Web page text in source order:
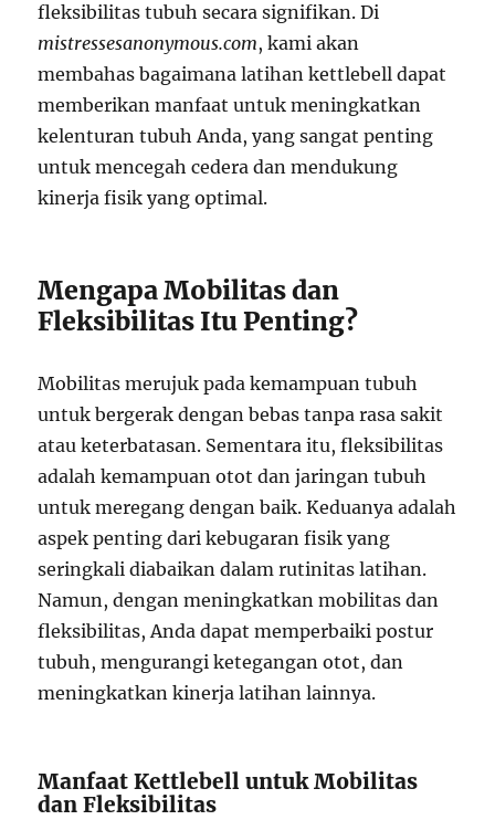
fleksibilitas tubuh secara signifikan. Di
mistressesanonymous.com, kami akan
membahas bagaimana latihan kettlebell dapat
memberikan manfaat untuk meningkatkan
kelenturan tubuh Anda, yang sangat penting
untuk mencegah cedera dan mendukung
kinerja fisik yang optimal.
Mengapa Mobilitas dan
Fleksibilitas Itu Penting?
Mobilitas merujuk pada kemampuan tubuh
untuk bergerak dengan bebas tanpa rasa sakit
atau keterbatasan. Sementara itu, fleksibilitas
adalah kemampuan otot dan jaringan tubuh
untuk meregang dengan baik. Keduanya adalah
aspek penting dari kebugaran fisik yang
seringkali diabaikan dalam rutinitas latihan.
Namun, dengan meningkatkan mobilitas dan
fleksibilitas, Anda dapat memperbaiki postur
tubuh, mengurangi ketegangan otot, dan
meningkatkan kinerja latihan lainnya.
Manfaat Kettlebell untuk Mobilitas
dan Fleksibilitas